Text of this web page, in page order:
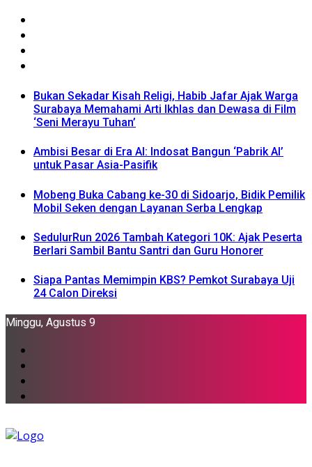
Bukan Sekadar Kisah Religi, Habib Jafar Ajak Warga
Surabaya Memahami Arti Ikhlas dan Dewasa di Film
‘Seni Merayu Tuhan’
Ambisi Besar di Era AI: Indosat Bangun ‘Pabrik AI’
untuk Pasar Asia-Pasifik
Mobeng Buka Cabang ke-30 di Sidoarjo, Bidik Pemilik
Mobil Seken dengan Layanan Serba Lengkap
SedulurRun 2026 Tambah Kategori 10K: Ajak Peserta
Berlari Sambil Bantu Santri dan Guru Honorer
Siapa Pantas Memimpin KBS? Pemkot Surabaya Uji
24 Calon Direksi
Minggu, Agustus 9